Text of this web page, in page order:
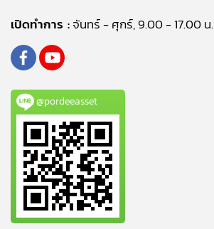
เปิดทำการ :จันทร์ - ศุกร์, 9.00 - 17.00 น.
@pordeeasset